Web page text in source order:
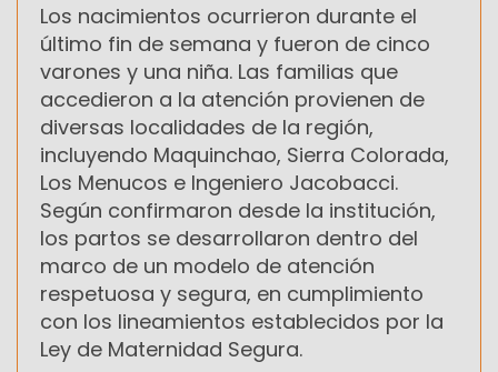
Los nacimientos ocurrieron durante el
último fin de semana y fueron de cinco
varones y una niña. Las familias que
accedieron a la atención provienen de
diversas localidades de la región,
incluyendo Maquinchao, Sierra Colorada,
Los Menucos e Ingeniero Jacobacci.
Según confirmaron desde la institución,
los partos se desarrollaron dentro del
marco de un modelo de atención
respetuosa y segura, en cumplimiento
con los lineamientos establecidos por la
Ley de Maternidad Segura.